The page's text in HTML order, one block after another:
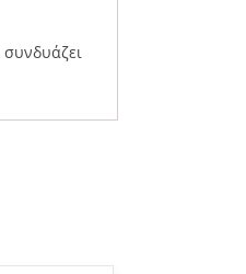
συνδυάζει